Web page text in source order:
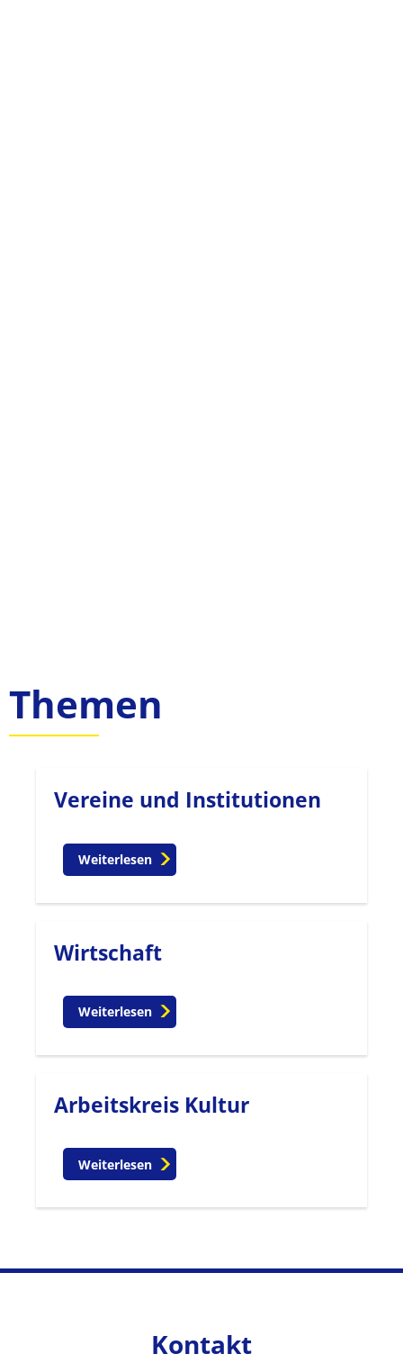
Themen
Vereine und Institutionen
Weiterlesen
Wirtschaft
Weiterlesen
Arbeitskreis Kultur
Weiterlesen
Kontakt